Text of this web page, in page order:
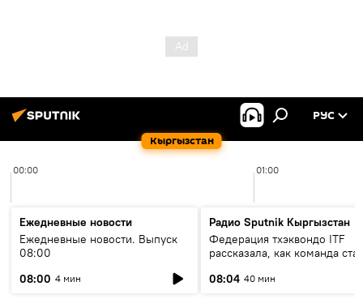
Кыргызстан
РУС
00:00 01:00
Ежедневные новости
Ежедневные новости. Выпуск
08:00
08:00 4 мин
Радио Sputnik Кыргызстан
Федерация тхэквондо ITF
рассказала, как команда
08:04 40 мин